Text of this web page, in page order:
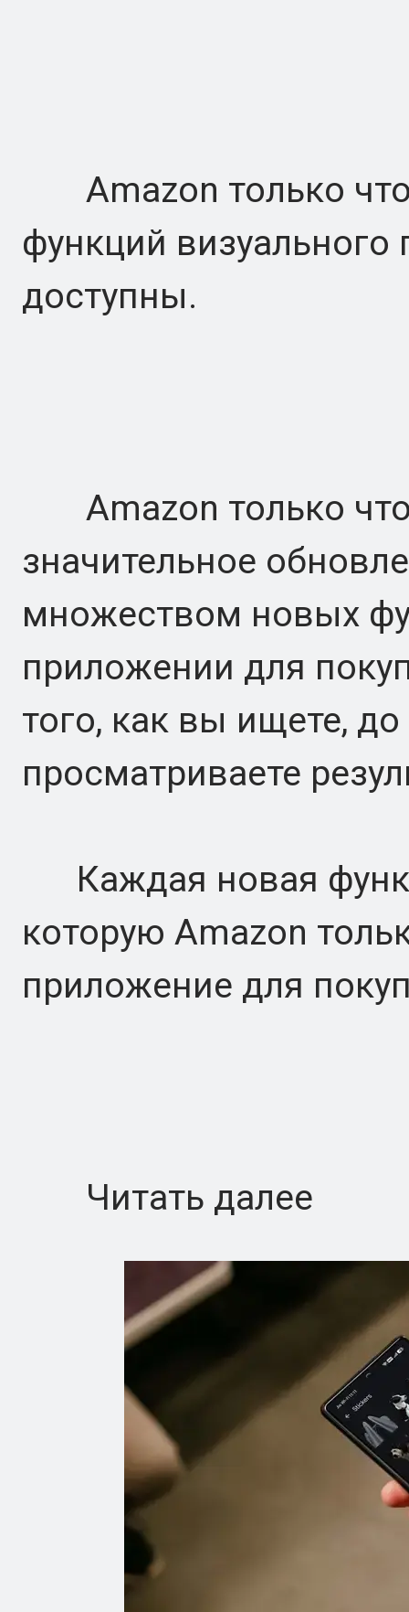
Amazon только что
функций визуального
доступны.
Amazon только
значительное
множеством новых
приложении для
того, как вы ищете,
просматриваете
Каждая новая
которую Amazon
приложение для
Читать далее